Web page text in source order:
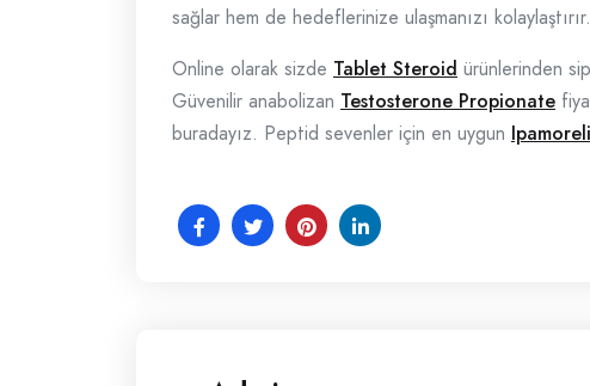
sağlar hem de hedeflerinize ulaşmanızı kolaylaştırır.
Online olarak sizde Tablet Steroid ürünlerinden
Güvenilir anabolizan Testosterone Propionate
buradayız. Peptid sevenler için en uygun